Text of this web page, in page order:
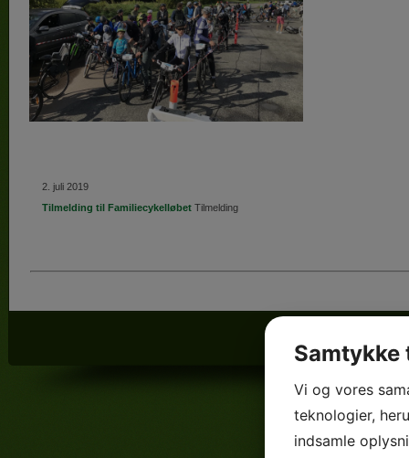
2. juli 2019
Tilmelding til Familiecykelløbet Tilmelding
Vi og vores
teknologier,
indsamle